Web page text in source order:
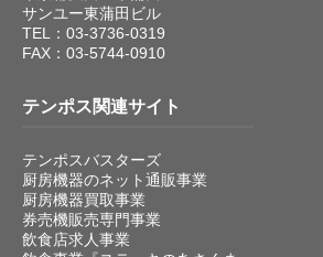
サンユー東蒲田ビル
TEL：03-3736-0319
FAX：03-5744-0910
テンポス関連サイト
テンポスバスターズ
厨房機器のネット通販事業
厨房機器買取事業
券売機販売専門事業
飲食店求人事業